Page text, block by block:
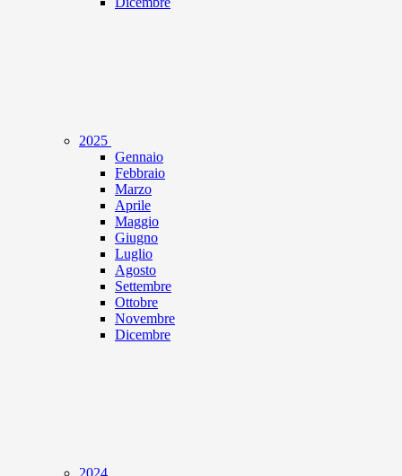
2025
Gennaio
Febbraio
Marzo
Aprile
Maggio
Giugno
Luglio
Agosto
Settembre
Ottobre
Novembre
Dicembre